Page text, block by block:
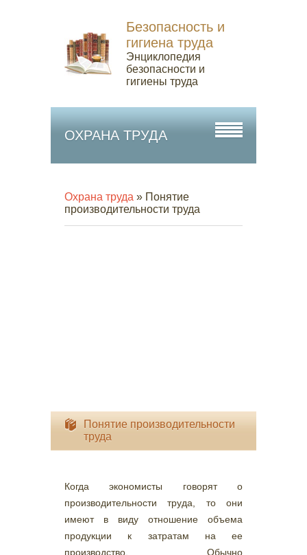
Безопасность и
гигиена труда
Энциклопедия
безопасности и
гигиены труда
ОХРАНА ТРУДА
Охрана труда » Понятие
производительности труда
Понятие производительности
труда
Когда экономисты говорят о
производительности труда, то они
имеют в виду отношение объема
продукции к затратам на ее
производство. Обычно